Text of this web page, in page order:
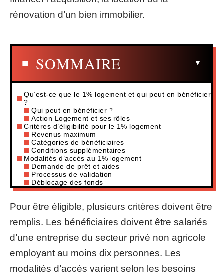
rénovation d’un bien immobilier.
SOMMAIRE
Qu’est-ce que le 1% logement et qui peut en bénéficier
?
Qui peut en bénéficier ?
Action Logement et ses rôles
Critères d’éligibilité pour le 1% logement
Revenus maximum
Catégories de bénéficiaires
Conditions supplémentaires
Modalités d’accès au 1% logement
Demande de prêt et aides
Processus de validation
Déblocage des fonds
Pour être éligible, plusieurs critères doivent être
remplis. Les bénéficiaires doivent être salariés
d’une entreprise du secteur privé non agricole
employant au moins dix personnes. Les
modalités d’accès varient selon les besoins